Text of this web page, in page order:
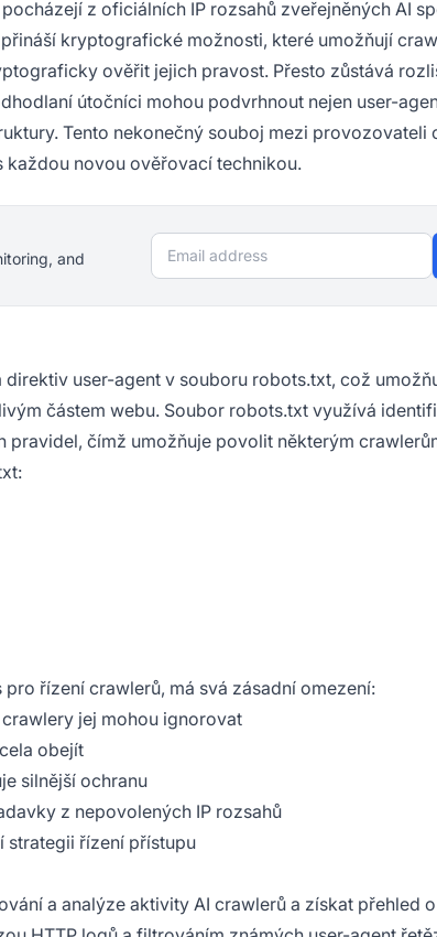
z oficiálních IP rozsahů zveřejněných AI
kryptografické možnosti, které umožňují
ověřit jejich pravost. Přesto zůstává
útočníci mohou podvrhnout nejen user-
Tento nekonečný souboj mezi provozovateli
novou ověřovací technikou.
and
Email address
user-agent v souboru robots.txt, což
částem webu. Soubor robots.txt využívá
čímž umožňuje povolit některým
řízení crawlerů, má svá zásadní omezení:
jej mohou ignorovat
obejít
silnější ochranu
z nepovolených IP rozsahů
strategii řízení přístupu
a analýze aktivity AI crawlerů a získat přehled